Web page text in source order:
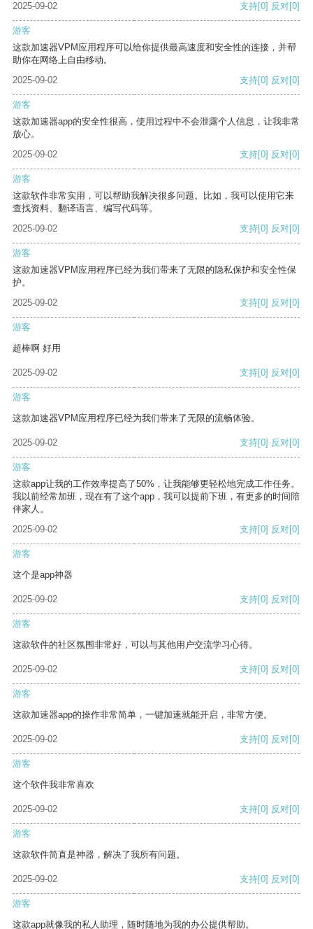
2025-09-02 支持[0] 反对[0]
游客
这款加速器VPM应用程序可以给你提供最高速度和安全性的连接，并帮
助你在网络上自由移动。
2025-09-02
支持[0] 反对[0]
游客
这款加速器app的安全性很高，使用过程中不会泄露个人信息，让我非常
放心。
2025-09-02
支持[0] 反对[0]
游客
这款软件非常实用，可以帮助我解决很多问题。比如，我可以使用它来
查找资料、翻译语言、编写代码等。
2025-09-02
支持[0] 反对[0]
游客
这款加速器VPM应用程序已经为我们带来了无限的隐私保护和安全性保
护。
2025-09-02
支持[0] 反对[0]
游客
超棒啊 好用
2025-09-02 支持[0] 反对[0]
游客
这款加速器VPM应用程序已经为我们带来了无限的流畅体验。
2025-09-02 支持[0] 反对[0]
游客
这款app让我的工作效率提高了50%，让我能够更轻松地完成工作任务。
我以前经常加班，现在有了这个app，我可以提前下班，有更多的时间陪
伴家人。
2025-09-02
支持[0] 反对[0]
游客
这个是app神器
2025-09-02 支持[0] 反对[0]
游客
这款软件的社区氛围非常好，可以与其他用户交流学习心得。
2025-09-02 支持[0] 反对[0]
游客
这款加速器app的操作非常简单，一键加速就能开启，非常方便。
2025-09-02 支持[0] 反对[0]
游客
这个软件我非常喜欢
2025-09-02 支持[0] 反对[0]
游客
这款软件简直是神器，解决了我所有问题。
2025-09-02 支持[0] 反对[0]
游客
这款app就像我的私人助理，随时随地为我的办公提供帮助。